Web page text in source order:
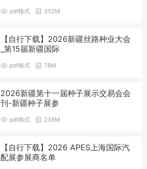
pdf格式 352M
【自行下载】2026新疆丝路种业大会
_第15届新疆国际
pdf格式 78M
2026新疆第十一届种子展示交易会会
刊-新疆种子展参
pdf格式 238M
【自行下载】2026 APES上海国际汽
配展参展商名单